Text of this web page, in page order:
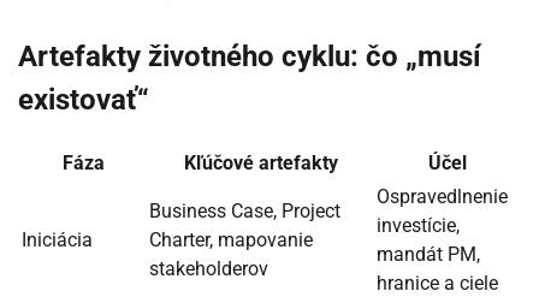
Artefakty životného cyklu: čo „musí
existovať“
Fáza Kľúčové artefakty Účel
Iniciácia
Business Case, Project
Charter, mapovanie
stakeholderov
Ospravedlnenie
investície,
mandát PM,
hranice a ciele